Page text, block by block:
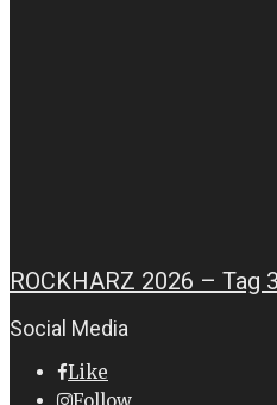
ROCKHARZ 2026 – Tag
Social Media
Like